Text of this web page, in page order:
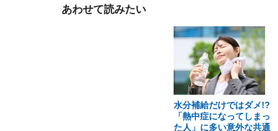
あわせて読みたい
水分補給だけではダメ!?
「熱中症になってしまっ
た人」に多い意外な共通